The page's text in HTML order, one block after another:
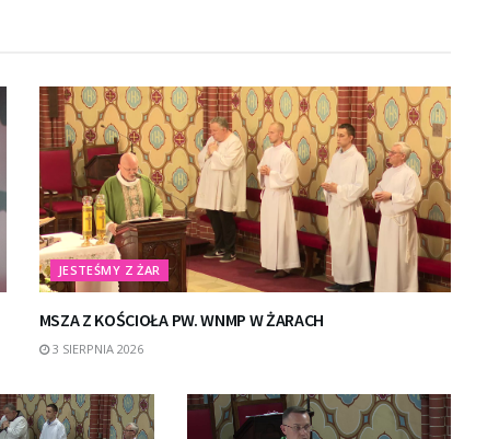
JESTEŚMY Z ŻAR
MSZA Z KOŚCIOŁA PW. WNMP W ŻARACH
3 SIERPNIA 2026